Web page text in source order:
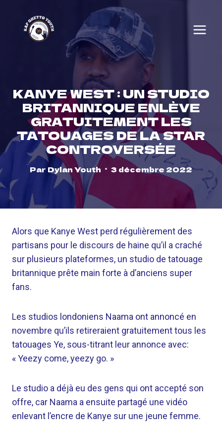
content
KANYE WEST : UN STUDIO
BRITANNIQUE ENLÈVE
GRATUITEMENT LES
TATOUAGES ​​DE LA STAR
CONTROVERSÉE
Par Dylan Youth 3 décembre 2022
Alors que Kanye West perd régulièrement des
partisans pour le discours de haine qu’il a craché
sur plusieurs plateformes, un studio de tatouage
britannique prête main forte à d’anciens super
fans.
Les studios londoniens Naama ont annoncé en
novembre qu’ils retireraient gratuitement tous les
tatouages ​​Ye, sous-titrant leur annonce avec:
« Yeezy come, yeezy go. »
Le studio a déjà eu des gens qui ont accepté son
offre, car Naama a ensuite partagé une vidéo
enlevant l’encre de Kanye sur une jeune femme.